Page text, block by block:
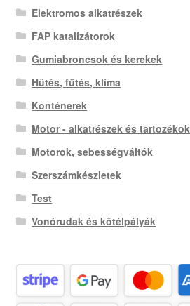
Elektromos alkatrészek
FAP katalizátorok
Gumiabroncsok és kerekek
Hűtés, fűtés, klíma
Konténerek
Motor - alkatrészek és tartozékok
Motorok, sebességváltók
Szerszámkészletek
Test
Vonórudak és kötélpályák